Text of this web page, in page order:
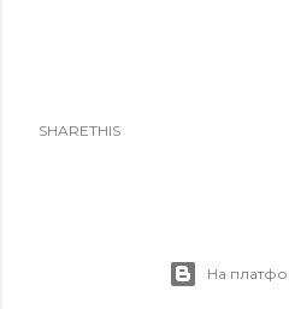
SHARETHIS
На